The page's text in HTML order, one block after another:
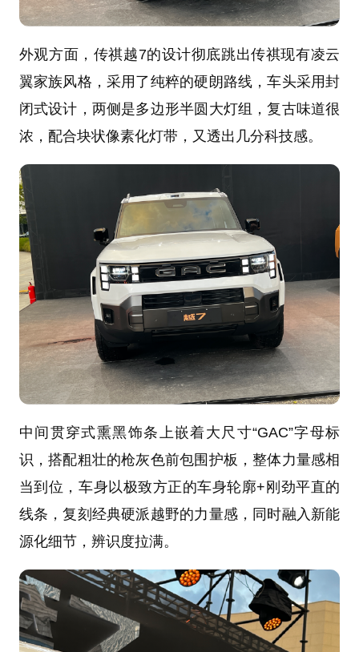
外观方面，传祺越7的设计彻底跳出传祺现有凌云
翼家族风格，采用了纯粹的硬朗路线，车头采用封
闭式设计，两侧是多边形半圆大灯组，复古味道很
浓，配合块状像素化灯带，又透出几分科技感。
中间贯穿式熏黑饰条上嵌着大尺寸“GAC”字母标
识，搭配粗壮的枪灰色前包围护板，整体力量感相
当到位，车身以极致方正的车身轮廓+刚劲平直的
线条，复刻经典硬派越野的力量感，同时融入新能
源化细节，辨识度拉满。